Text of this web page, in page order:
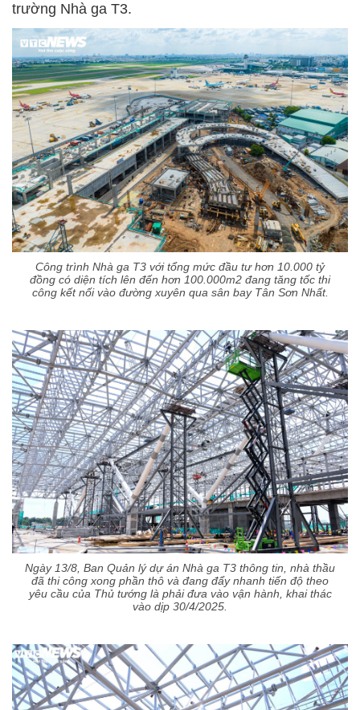
trường Nhà ga T3.
Công trình Nhà ga T3 với tổng mức đầu tư hơn 10.000 tỷ
đồng có diện tích lên đến hơn 100.000m2 đang tăng tốc thi
công kết nối vào đường xuyên qua sân bay Tân Sơn Nhất.
Ngày 13/8, Ban Quản lý dự án Nhà ga T3 thông tin, nhà thầu
đã thi công xong phần thô và đang đẩy nhanh tiến độ theo
yêu cầu của Thủ tướng là phải đưa vào vận hành, khai thác
vào dịp 30/4/2025.